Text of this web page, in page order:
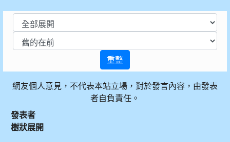
重整
網友個人意見，不代表本站立場，對於發言內容，由發表
者自負責任。
發表者
樹狀展開